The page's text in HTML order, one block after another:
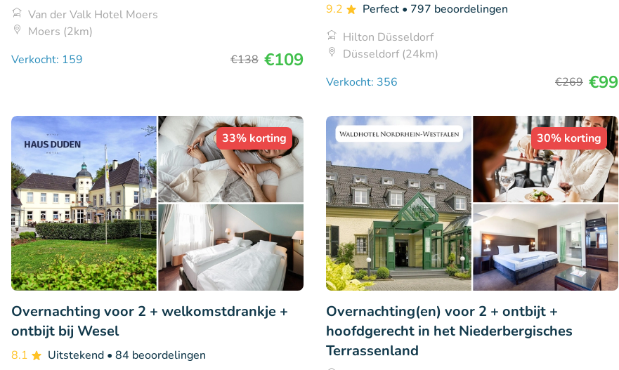
Van der Valk Hotel Moers
Moers (2km)
Verkocht: 159
€138 €109
9.2
Perfect • 797 beoordelingen
Hilton Düsseldorf
Düsseldorf (24km)
Verkocht: 356
€269 €99
33% korting
Overnachting voor 2 + welkomstdrankje +
ontbijt bij Wesel
8.1 Uitstekend • 84 beoordelingen
30% korting
Overnachting(en) voor 2 + ontbijt +
hoofdgerecht in het Niederbergisches
Terrassenland